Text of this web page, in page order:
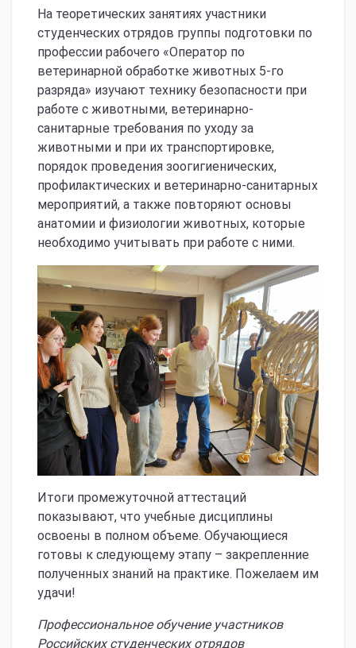
На теоретических занятиях участники
студенческих отрядов группы подготовки по
профессии рабочего «Оператор по
ветеринарной обработке животных 5-го
разряда» изучают технику безопасности при
работе с животными, ветеринарно-
санитарные требования по уходу за
животными и при их транспортировке,
порядок проведения зоогигиенических,
профилактических и ветеринарно-санитарных
мероприятий, а также повторяют основы
анатомии и физиологии животных, которые
необходимо учитывать при работе с ними.
Итоги промежуточной аттестаций
показывают, что учебные дисциплины
освоены в полном объеме. Обучающиеся
готовы к следующему этапу – закрепленние
полученных знаний на практике. Пожелаем им
удачи!
Профессиональное обучение участников
Российских студенческих отрядов